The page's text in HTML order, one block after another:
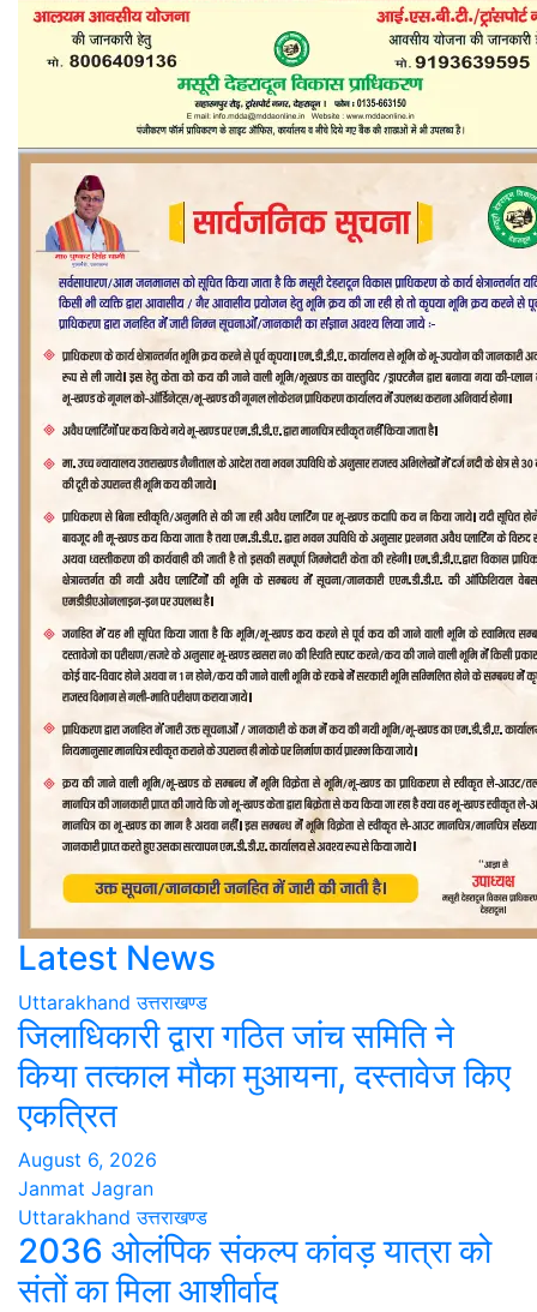
Latest News
Uttarakhand उत्तराखण्ड
जिलाधिकारी द्वारा गठित जांच समिति ने
किया तत्काल मौका मुआयना, दस्तावेज किए
एकत्रित
August 6, 2026
Janmat Jagran
Uttarakhand उत्तराखण्ड
2036 ओलंपिक संकल्प कांवड़ यात्रा को
संतों का मिला आशीर्वाद